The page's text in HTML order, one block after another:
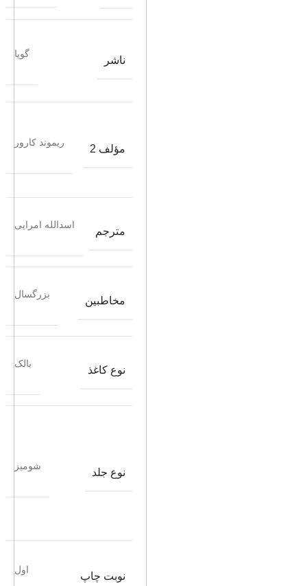
ناشر
گویا
مؤلف 2
ریموند کارور
مترجم
اسدالله امرایی
مخاطبین
بزرگسال
نوع کاغذ
بالک
نوع جلد
شومیز
نوبت چاپ
اول